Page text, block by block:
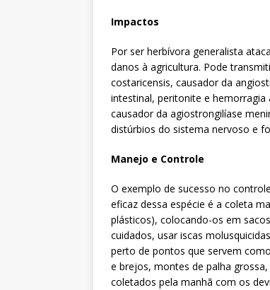
Impactos
Por ser herbívora generalista
danos à agricultura. Pode
costaricensis, causador da
intestinal, peritonite e
causador da agiostrongilíase
distúrbios do sistema nervoso e
Manejo e Controle
O exemplo de sucesso no
eficaz dessa espécie é a coleta
plásticos), colocando-os em
cuidados, usar iscas
perto de pontos que servem
e brejos, montes de palha
coletados pela manhã com os